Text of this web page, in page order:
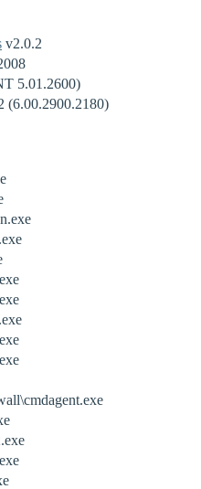
v2.0.2
5.01.2600)
(6.00.2900.2180)